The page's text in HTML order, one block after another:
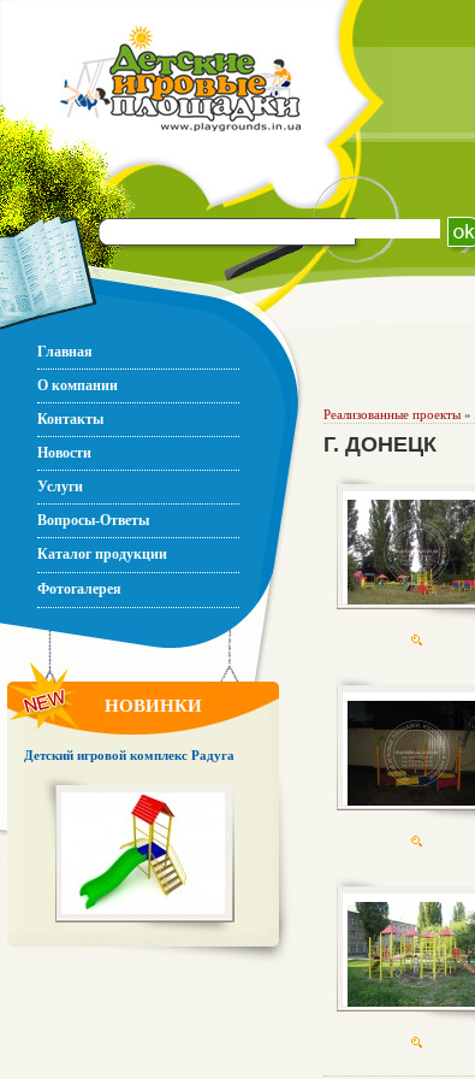
Главная
О компании
Контакты
Новости
Услуги
Вопросы-Ответы
Каталог продукции
Фотогалерея
НОВИНКИ
Детский игровой комплекс Радуга
Реализованные проекты »
Г. ДОНЕЦК